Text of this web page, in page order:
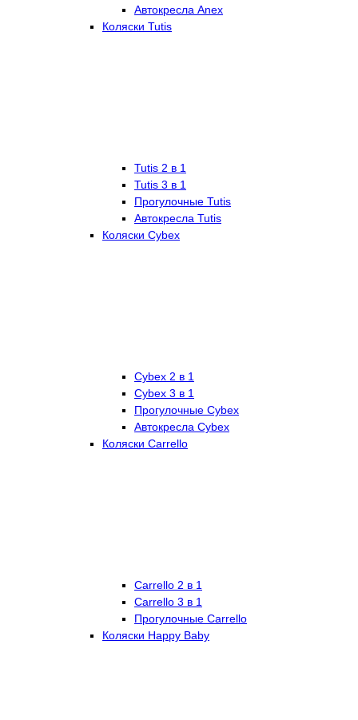
Автокресла Anex
Коляски Tutis
Tutis 2 в 1
Tutis 3 в 1
Прогулочные Tutis
Автокресла Tutis
Коляски Cybex
Cybex 2 в 1
Cybex 3 в 1
Прогулочные Cybex
Автокресла Cybex
Коляски Carrello
Carrello 2 в 1
Carrello 3 в 1
Прогулочные Carrello
Коляски Happy Baby